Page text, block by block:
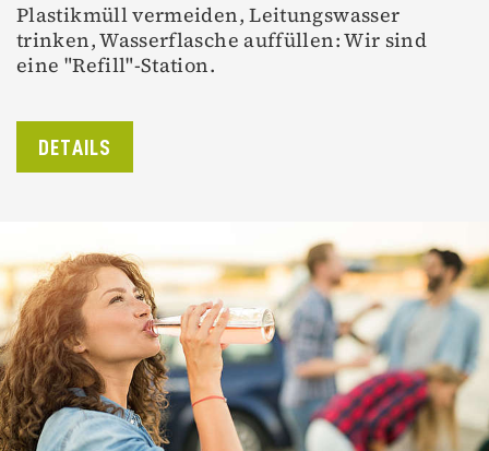
Plastikmüll vermeiden, Leitungswasser
trinken, Wasserflasche auffüllen: Wir sind
eine "Refill"-Station.
DETAILS